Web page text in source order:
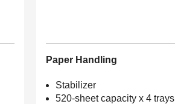
Paper Handling
Stabilizer
520-sheet capacity x 4 trays